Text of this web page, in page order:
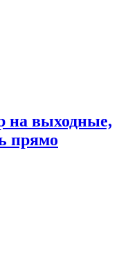
на выходные,
прямо